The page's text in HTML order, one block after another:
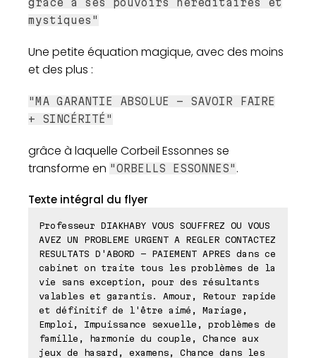
mystiques"
Une petite équation magique, avec des moins
et des plus :
"MA GARANTIE ABSOLUE – SAVOIR FAIRE
+ SINCÉRITÉ"
grâce à laquelle Corbeil Essonnes se
transforme en "ORBELLS ESSONNES" .
Texte intégral du flyer
Professeur DIAKHABY VOUS SOUFFREZ OU VOUS
AVEZ UN PROBLEME URGENT A REGLER CONTACTEZ
RESULTATS D'ABORD - PAIEMENT APRES dans ce
cabinet on traite tous les problèmes de la
vie sans exception, pour des résultants
valables et garantis. Amour, Retour rapide
et définitif de l'être aimé, Mariage,
Emploi, Impuissance sexuelle, problèmes de
famille, harmonie du couple, Chance aux
jeux de hasard, examens, Chance dans les